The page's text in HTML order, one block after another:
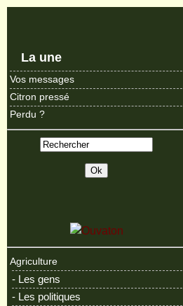
La une
Vos messages
Citron pressé
Perdu ?
Agriculture
- Les gens
- Les politiques